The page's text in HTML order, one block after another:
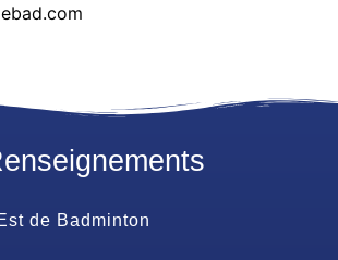
de Badminton